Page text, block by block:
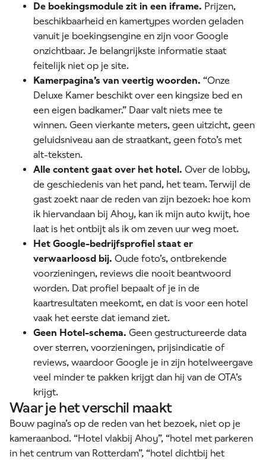
De boekingsmodule zit in een iframe. Prijzen,
beschikbaarheid en kamertypes worden geladen
vanuit je boekingsengine en zijn voor Google
onzichtbaar. Je belangrijkste informatie staat
feitelijk niet op je site.
Kamerpagina’s van veertig woorden. “Onze
Deluxe Kamer beschikt over een kingsize bed en
een eigen badkamer.” Daar valt niets mee te
winnen. Geen vierkante meters, geen uitzicht, geen
geluidsniveau aan de straatkant, geen foto’s met
alt-teksten.
Alle content gaat over het hotel. Over de lobby,
de geschiedenis van het pand, het team. Terwijl de
gast zoekt naar de reden van zijn bezoek: hoe kom
ik hiervandaan bij Ahoy, kan ik mijn auto kwijt, hoe
laat is het ontbijt als ik om zeven uur weg moet.
Het Google-bedrijfsprofiel staat er
verwaarloosd bij. Oude foto’s, ontbrekende
voorzieningen, reviews die nooit beantwoord
worden. Dat profiel bepaalt of je in de
kaartresultaten meekomt, en dat is voor een hotel
vaak het eerste dat iemand ziet.
Geen Hotel-schema. Geen gestructureerde data
over sterren, voorzieningen, prijsindicatie of
reviews, waardoor Google je in zijn hotelweergave
veel minder te pakken krijgt dan hij van de OTA’s
krijgt.
Waar je het verschil maakt
Bouw pagina’s op de reden van het bezoek, niet op je
kameraanbod. “Hotel vlakbij Ahoy”, “hotel met parkeren
in het centrum van Rotterdam”, “hotel dichtbij het